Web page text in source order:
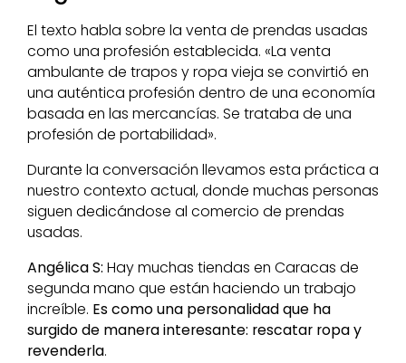
El texto habla sobre la venta de prendas usadas
como una profesión establecida. «La venta
ambulante de trapos y ropa vieja se convirtió en
una auténtica profesión dentro de una economía
basada en las mercancías. Se trataba de una
profesión de portabilidad».
Durante la conversación llevamos esta práctica a
nuestro contexto actual, donde muchas personas
siguen dedicándose al comercio de prendas
usadas.
Angélica S: Hay muchas tiendas en Caracas de
segunda mano que están haciendo un trabajo
increíble. Es como una personalidad que ha
surgido de manera interesante: rescatar ropa y
revenderla.